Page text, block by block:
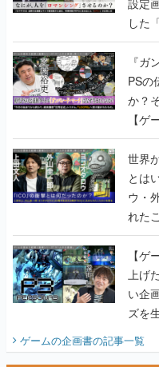
設定
した
書】
『
PSの
か？
【ゲ
世界
とは
ウ・
れた
画書
【ゲ
上げ
い企
ズを
ビュ
ゲームの企画書の記事一覧